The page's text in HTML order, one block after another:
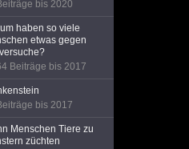
bis 2020
haben so viele
etwas gegen
Beiträge bis 2017
bis 2017
Menschen Tiere zu
züchten